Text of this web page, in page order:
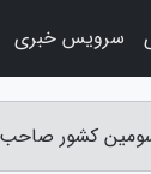
سومین کشور
سرویس خبری